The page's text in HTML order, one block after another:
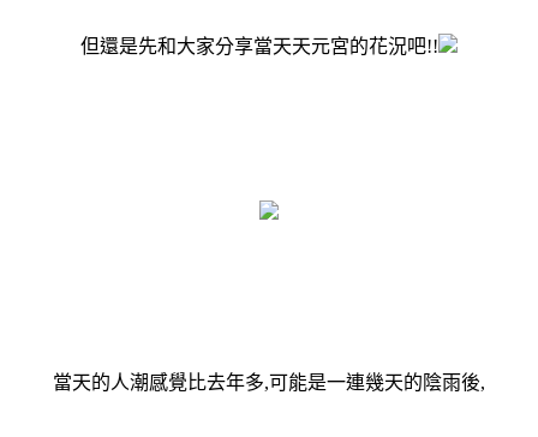
但還是先和大家分享當天天元宮的花況吧!!
當天的人潮感覺比去年多,可能是一連幾天的陰雨後,